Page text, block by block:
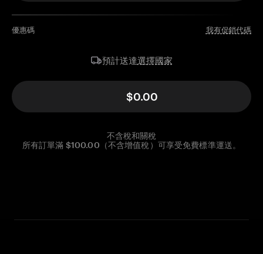
優惠碼 我有促銷代碼
預計送達選擇國家
$0.00
不含稅和關稅
所有訂單滿 $100.00（不含增值稅）可享受免費標準運送。